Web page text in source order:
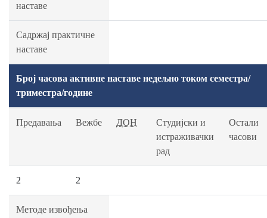
наставе
Садржај практичне
наставе
Број часова активне наставе недељно током семестра/
триместра/године
Предавања Вежбе ДОН
Студијски и
истраживачки
рад
Остали
часови
2 2
Методе извођења